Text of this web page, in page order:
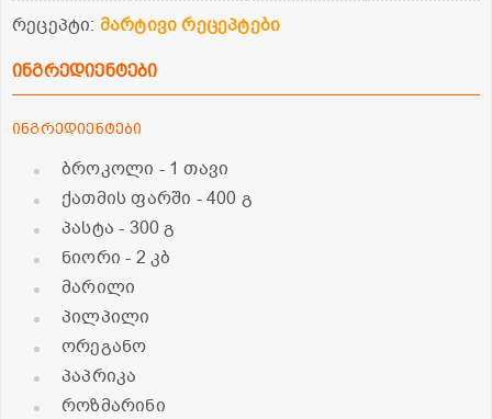
რეცეპტი: მარტივი რეცეპტები
ინგრედიენტები
ინგრედიენტები
ბროკოლი - 1 თავი
ქათმის ფარში - 400 გ
პასტა- 300 გ
ნიორი- 2 კბ
მარილი
პილპილი
ორეგანო
პაპრიკა
როზმარინი